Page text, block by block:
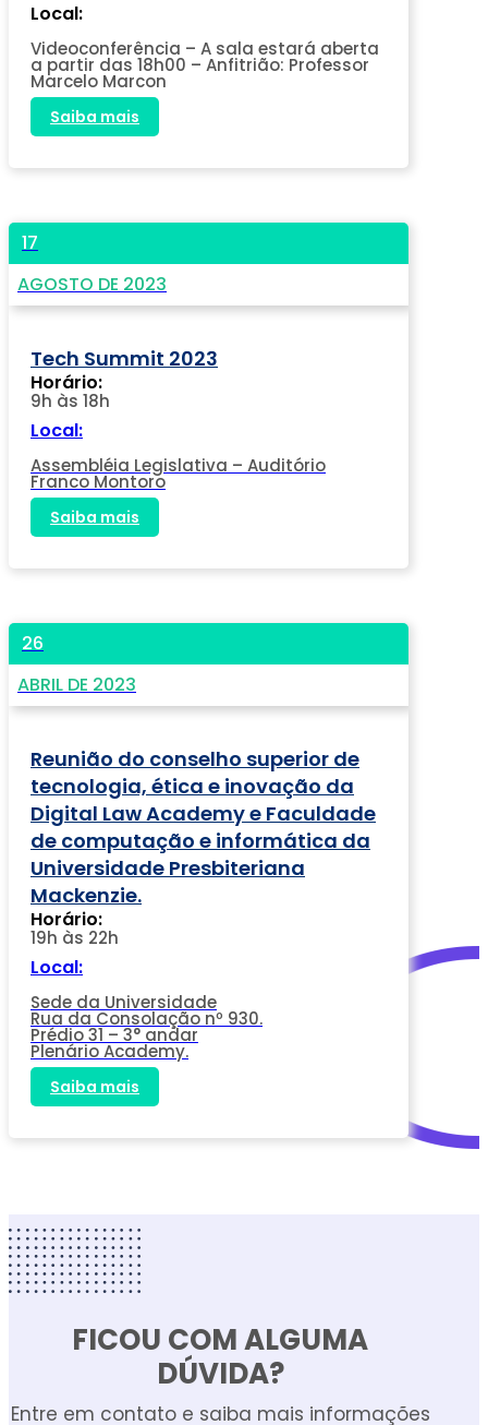
Local:
Videoconferência – A sala estará aberta
a partir das 18h00 – Anfitrião: Professor
Marcelo Marcon
Saiba mais
17
AGOSTO DE 2023
Tech Summit 2023
Horário:
9h às 18h
Local:
Assembléia Legislativa – Auditório
Franco Montoro
Saiba mais
26
ABRIL DE 2023
Reunião do conselho superior de
tecnologia, ética e inovação da
Digital Law Academy e Faculdade
de computação e informática da
Universidade Presbiteriana
Mackenzie.
Horário:
19h às 22h
Local:
Sede da Universidade
Rua da Consolação nº 930.
Prédio 31 – 3° andar
Plenário Academy.
Saiba mais
FICOU COM ALGUMA
DÚVIDA?
Entre em contato e saiba mais informações